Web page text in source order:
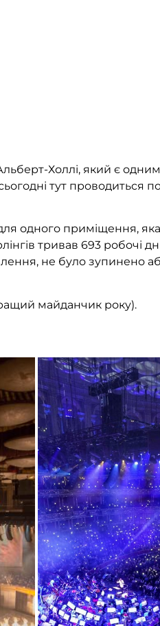
Холлі, який є
тут проводиться
одного приміщення,
тривав 693 робочі
не було зупинено
майданчик року).